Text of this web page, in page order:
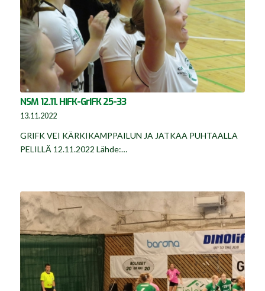
NSM 12.11. HIFK-GrIFK 25-33
13.11.2022
GRIFK VEI KÄRKIKAMPPAILUN JA JATKAA PUHTAALLA
PELILLÄ 12.11.2022 Lähde:…